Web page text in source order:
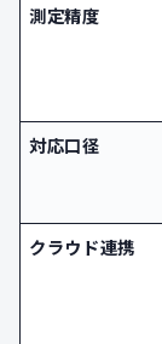
測定精度
対応口径
クラウド連携